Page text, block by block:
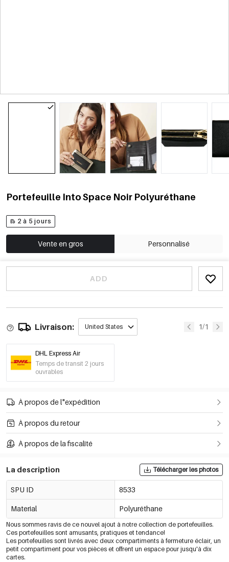
Portefeuille Into Space Noir Polyuréthane
2 à 5 jours
Vente en gros Personnalisé
ADD
Livraison: United States 1/1
DHL Express Air
Temps de transit 2 jours
ouvrables
À propos de l"expédition
À propos du retour
À propos de la fiscalité
La description Télécharger les photos
SPU ID 8533
Material Polyuréthane
Nous sommes ravis de ce nouvel ajout à notre collection de portefeuilles.
Ces portefeuilles sont amusants, pratiques et tendance!
Les portefeuilles sont livrés avec deux compartiments à fermeture éclair, un
petit compartiment pour vos pièces et offrent un espace pour jusqu'à dix
cartes.